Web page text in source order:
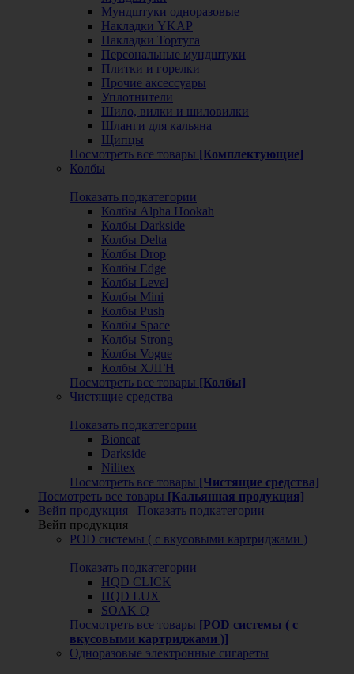
Мундштуки одноразовые
Накладки YKAP
Накладки Тортуга
Персональные мундштуки
Плитки и горелки
Прочие аксессуары
Уплотнители
Шило, вилки и шиловилки
Шланги для кальяна
Щипцы
Посмотреть все товары [Комплектующие]
Колбы
Показать подкатегории
Колбы Alpha Hookah
Колбы Darkside
Колбы Delta
Колбы Drop
Колбы Edge
Колбы Level
Колбы Mini
Колбы Push
Колбы Space
Колбы Strong
Колбы Vogue
Колбы ХЛГН
Посмотреть все товары [Колбы]
Чистящие средства
Показать подкатегории
Bioneat
Darkside
Nilitex
Посмотреть все товары [Чистящие средства]
Посмотреть все товары [Кальянная продукция]
Вейп продукция
Показать подкатегории
Вейп продукция
POD системы ( с вкусовыми картриджами )
Показать подкатегории
HQD CLICK
HQD LUX
SOAK Q
Посмотреть все товары [POD системы ( с
вкусовыми картриджами )]
Одноразовые электронные сигареты